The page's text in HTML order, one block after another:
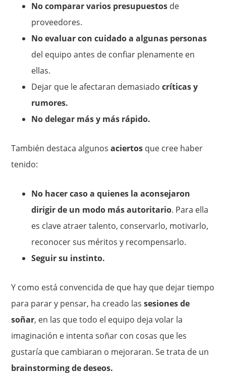
No comparar varios presupuestos de
proveedores.
No evaluar con cuidado a algunas personas
del equipo antes de confiar plenamente en
ellas.
Dejar que le afectaran demasiadocríticas y
rumores.
No delegar más y más rápido.
También destaca algunosaciertos que cree haber
tenido:
No hacer caso a quienes la aconsejaron
dirigir de un modo más autoritario. Para ella
es clave atraer talento, conservarlo, motivarlo,
reconocer sus méritos y recompensarlo.
Seguir su instinto.
Y como está convencida de que hay que dejar tiempo
para parar y pensar, ha creado lassesiones de
soñar, en las que todo el equipo deja volar la
imaginación e intenta soñar con cosas que les
gustaría que cambiaran o mejoraran. Se trata de un
brainstorming de deseos.